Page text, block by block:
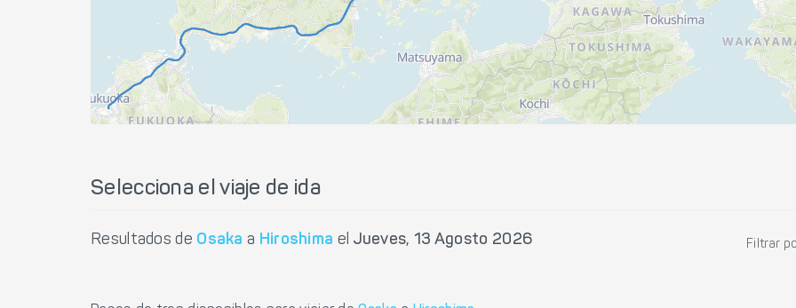
Selecciona el viaje de ida
Resultados de Osaka a Hiroshima el Jueves, 13 Agosto 2026 Filtrar